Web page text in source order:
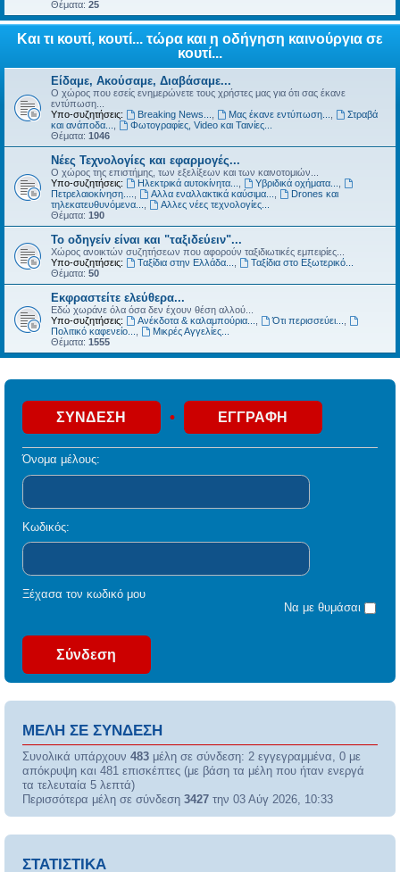
Θέματα: 25
Και τι κουτί, κουτί... τώρα και η οδήγηση καινούργια σε
κουτί...
Είδαμε, Ακούσαμε, Διαβάσαμε...
Ο χώρος που εσείς ενημερώνετε τους χρήστες μας για ότι σας έκανε
εντύπωση...
Υπο-συζητήσεις:
Breaking News... Μας έκανε εντύπωση...
Στραβά
και ανάποδα...
Φωτογραφίες, Video και Ταινίες...
Θέματα: 1046
Νέες Τεχνολογίες και εφαρμογές...
Ο χώρος της επιστήμης, των εξελίξεων και των καινοτομιών...
Υπο-συζητήσεις:
Ηλεκτρικά αυτοκίνητα... Υβριδικά οχήματα...
Πετρελαιοκίνηση....
Αλλα εναλλακτικά καύσιμα...
Drones και
τηλεκατευθυνόμενα...
Αλλες νέες τεχνολογίες...
Θέματα: 190
Το οδηγείν είναι και "ταξιδεύειν"...
Χώρος ανοικτών συζητήσεων που αφορούν ταξιδιωτικές εμπειρίες...
Υπο-συζητήσεις:
Ταξίδια στην Ελλάδα...
Ταξίδια στο Εξωτερικό...
Θέματα: 50
Εκφραστείτε ελεύθερα...
Εδώ χωράνε όλα όσα δεν έχουν θέση αλλού...
Υπο-συζητήσεις:
Ανέκδοτα & καλαμπούρια... Ότι περισσεύει...
Πολιτικό καφενείο...
Μικρές Αγγελίες...
Θέματα: 1555
ΣΎΝΔΕΣΗ • ΕΓΓΡΑΦΉ
Όνομα μέλους:
Κωδικός:
Ξέχασα τον κωδικό μου
Να με θυμάσαι
ΜΈΛΗ ΣΕ ΣΎΝΔΕΣΗ
Συνολικά υπάρχουν 483 μέλη σε σύνδεση: 2 εγγεγραμμένα, 0 με
απόκρυψη και 481 επισκέπτες (με βάση τα μέλη που ήταν ενεργά
τα τελευταία 5 λεπτά)
Περισσότερα μέλη σε σύνδεση 3427 την 03 Αύγ 2026, 10:33
ΣΤΑΤΙΣΤΙΚΆ